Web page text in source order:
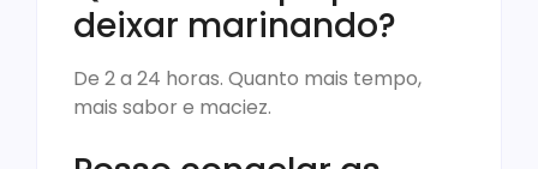
deixar marinando?
De 2 a 24 horas. Quanto mais tempo,
mais sabor e maciez.